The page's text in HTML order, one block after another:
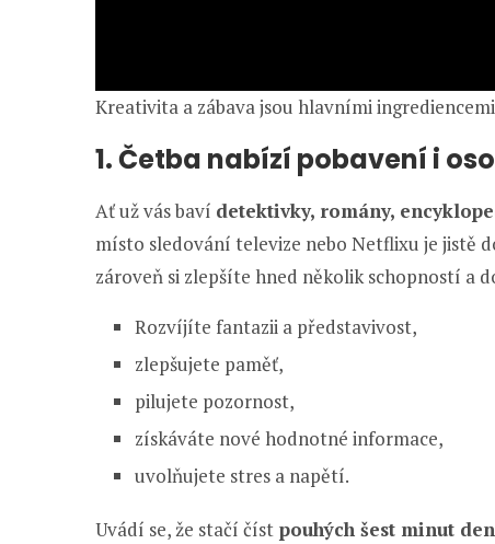
Kreativita a zábava jsou hlavními
1. Četba nabízí pobavení i
Ať už vás baví detektivky, romány,
místo sledování televize nebo Netflixu je jistě
zároveň si zlepšíte hned několik schopností a
Rozvíjíte fantazii a představivost,
zlepšujete paměť,
pilujete pozornost,
získáváte nové hodnotné informace,
uvolňujete stres a napětí.
Uvádí se, že stačí číst pouhých šest minut